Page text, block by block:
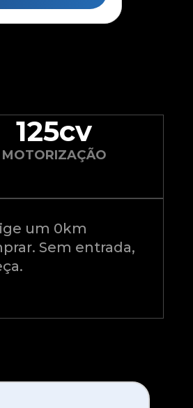
125cv
MOTORIZAÇÃO
um 0km
Sem entrada,